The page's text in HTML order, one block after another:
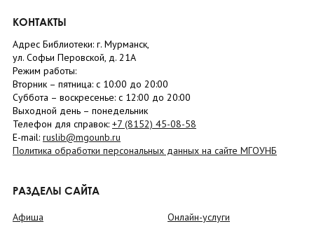
КОНТАКТЫ
Адрес Библиотеки: г. Мурманск,
ул. Софьи Перовской, д. 21А
Режим работы:
Вторник – пятница: с 10:00 до 20:00
Суббота – воскресенье: c 12:00 до 20:00
Выходной день – понедельник
Телефон для справок: +7 (8152) 45-08-58
E-mail: ruslib@mgounb.ru
Политика обработки персональных данных на сайте МГОУНБ
РАЗДЕЛЫ САЙТА
Афиша
Онлайн-услуги